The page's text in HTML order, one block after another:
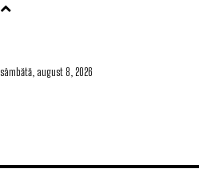
sâmbătă, august 8, 2026